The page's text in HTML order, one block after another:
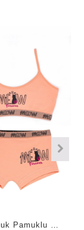
Öts Kız Çocuk Pamuklu Büstiyer Şort Somon Meow Özel Form Korumalı (8804-SOM)